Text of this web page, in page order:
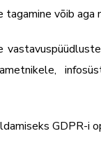
võib
GDPR-i